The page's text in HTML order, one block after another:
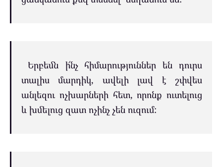
Երբեմն ի՜նչ հիմարություններ են դուրս
տալիս մարդիկ, ավելի լավ է շփվես
անլեզու ոչխարների հետ, որոնք ուտելուց
և խմելուց զատ ոչինչ չեն ուզում: